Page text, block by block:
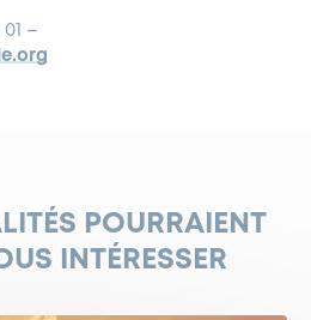
01 –
POURRAIENT
INTÉRESSER